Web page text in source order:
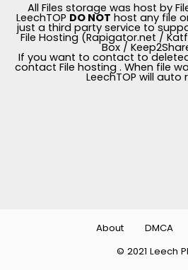
All Files storage was host by
LeechTOP DO NOT host any file
just a third party service to
File Hosting (Rapigator.net /
Box /
If you want to contact to
contact File hosting . When file
LeechTOP will auto
© 2021 Leech
About DMCA